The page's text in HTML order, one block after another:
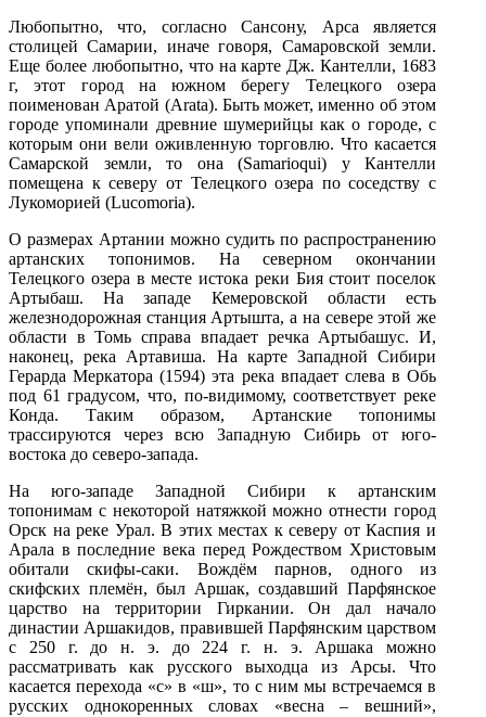
Любопытно, что, согласно Сансону, Арса является
столицей Самарии, иначе говоря, Самаровской земли.
Еще более любопытно, что на карте Дж. Кантелли, 1683
г, этот город на южном берегу Телецкого озера
поименован Аратой (Arata). Быть может, именно об этом
городе упоминали древние шумерийцы как о городе, с
которым они вели оживленную торговлю. Что касается
Самарской земли, то она (Samarioqui) у Кантелли
помещена к северу от Телецкого озера по соседству с
Лукоморией (Lucomoria).
О размерах Артании можно судить по распространению
артанских топонимов. На северном окончании
Телецкого озера в месте истока реки Бия стоит поселок
Артыбаш. На западе Кемеровской области есть
железнодорожная станция Артышта, а на севере этой же
области в Томь справа впадает речка Артыбашус. И,
наконец, река Артавиша. На карте Западной Сибири
Герарда Меркатора (1594) эта река впадает слева в Обь
под 61 градусом, что, по-видимому, соответствует реке
Конда. Таким образом, Артанские топонимы
трассируются через всю Западную Сибирь от юго-
востока до северо-запада.
На юго-западе Западной Сибири к артанским
топонимам с некоторой натяжкой можно отнести город
Орск на реке Урал. В этих местах к северу от Каспия и
Арала в последние века перед Рождеством Христовым
обитали скифы-саки. Вождём парнов, одного из
скифских племён, был Аршак, создавший Парфянское
царство на территории Гиркании. Он дал начало
династии Аршакидов, правившей Парфянским царством
с 250 г. до н. э. до 224 г. н. э. Аршака можно
рассматривать как русского выходца из Арсы. Что
касается перехода «с» в «ш», то с ним мы встречаемся в
русских однокоренных словах «весна – вешний»,